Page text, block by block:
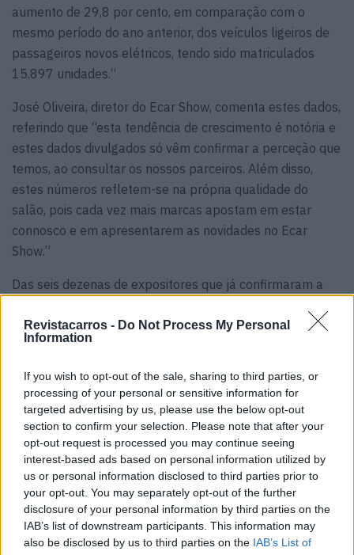
Revistacarros - Do Not Process My Personal
Information
If you wish to opt-out of the sale, sharing to third parties, or
processing of your personal or sensitive information for
targeted advertising by us, please use the below opt-out
section to confirm your selection. Please note that after your
opt-out request is processed you may continue seeing
interest-based ads based on personal information utilized by
us or personal information disclosed to third parties prior to
your opt-out. You may separately opt-out of the further
disclosure of your personal information by third parties on the
IAB’s list of downstream participants. This information may
also be disclosed by us to third parties on the IAB’s List of
aumento de 29,8 por cento, em comparação com o
mesmo período do ano anterior, dos veículos ligeiros de
passageiros novos elétricos, tendo sido matriculados
15.897 unidades.”
José Oliveira, diretor do Ecar Show, comenta estes dados,
referindo que “esta tendência de crescimento é notória e
estes dados divulgados só vêm confirmar a perceção que
temos, ao consultar os nossos parceiros. Além disso,
estes números refletem-se na própria qualidade do
salão, pois cada vez mais marcas apostam em estar
connosco e em apresentarem as novidades no Ecar
Show.”
Das seis dezenas de expositores que já confirmaram a
duas dezenas e meia de novidades. Neste momento
estão já garantidas três estreias absolutas no Ecar Show.
novidades presentes.